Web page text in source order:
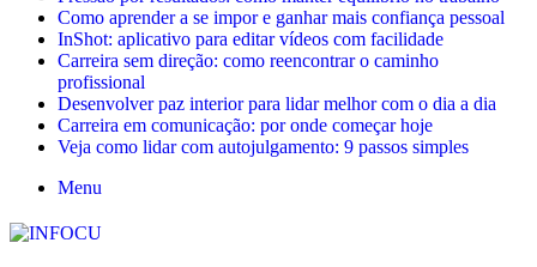
Como aprender a se impor e ganhar mais confiança pessoal
InShot: aplicativo para editar vídeos com facilidade
Carreira sem direção: como reencontrar o caminho
profissional
Desenvolver paz interior para lidar melhor com o dia a dia
Carreira em comunicação: por onde começar hoje
Veja como lidar com autojulgamento: 9 passos simples
Menu